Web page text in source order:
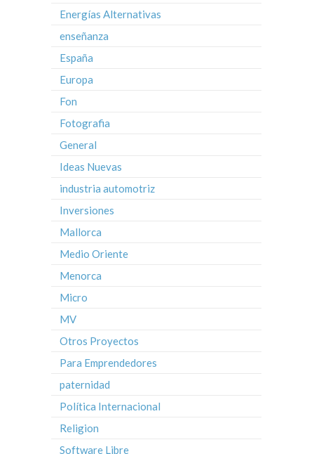
Energías Alternativas
enseñanza
España
Europa
Fon
Fotografia
General
Ideas Nuevas
industria automotriz
Inversiones
Mallorca
Medio Oriente
Menorca
Micro
MV
Otros Proyectos
Para Emprendedores
paternidad
Política Internacional
Religion
Software Libre